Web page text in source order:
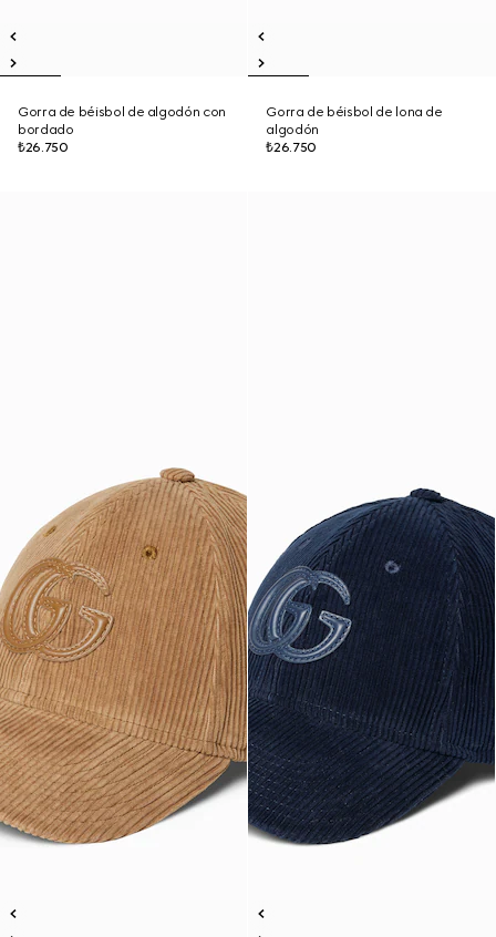
Gorra de béisbol de algodón con
bordado
₺26.750
Gorra de béisbol de lona de
algodón
₺26.750